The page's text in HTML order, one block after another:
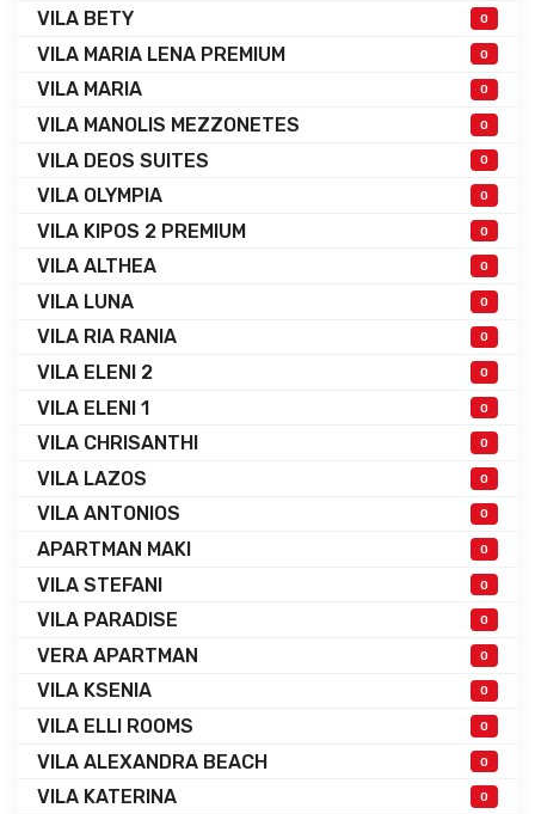
VILA BETY 0
VILA MARIA LENA PREMIUM 0
VILA MARIA 0
VILA MANOLIS MEZZONETES 0
VILA DEOS SUITES 0
VILA OLYMPIA 0
VILA KIPOS 2 PREMIUM 0
VILA ALTHEA 0
VILA LUNA 0
VILA RIA RANIA 0
VILA ELENI 2 0
VILA ELENI 1 0
VILA CHRISANTHI 0
VILA LAZOS 0
VILA ANTONIOS 0
APARTMAN MAKI 0
VILA STEFANI 0
VILA PARADISE 0
VERA APARTMAN 0
VILA KSENIA 0
VILA ELLI ROOMS 0
VILA ALEXANDRA BEACH 0
VILA KATERINA 0